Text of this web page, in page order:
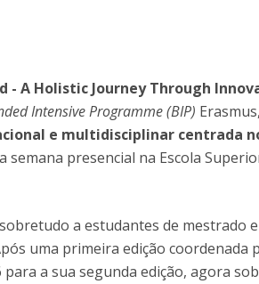
Pós-Graduações
Formação Avançada
Conferências em
Tertúlias na Biotecnologia
Jornadas de Biotecnologia
Laboratório Nacional de
Embalagens
- A Holistic Journey Through
Intensive Programme (BIP)
e multidisciplinar centrada
semana presencial na Escola
a estudantes de mestrado
uma primeira edição coordenada
a sua segunda edição, agora